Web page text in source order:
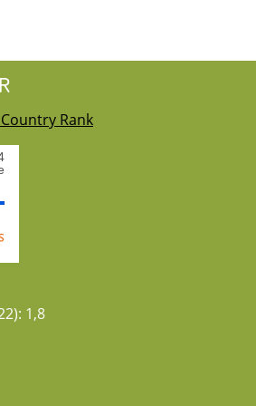
1,8